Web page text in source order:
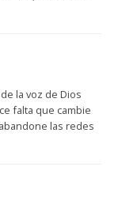
la voz de Dios
falta que cambie
las redes